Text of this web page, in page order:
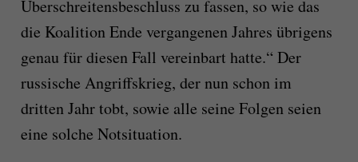
Überschreitensbeschluss zu fassen, so wie das
die Koalition Ende vergangenen Jahres übrigens
genau für diesen Fall vereinbart hatte.“ Der
russische Angriffskrieg, der nun schon im
dritten Jahr tobt, sowie alle seine Folgen seien
eine solche Notsituation.